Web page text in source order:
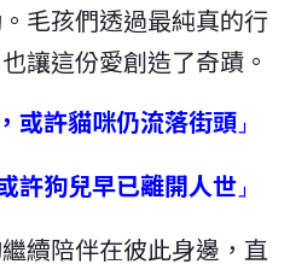
毛孩們透過最純真的行
讓這份愛創造了奇蹟。
或許貓咪仍流落街頭 」
許狗兒早已離開人世 」
續陪伴在彼此身邊，直